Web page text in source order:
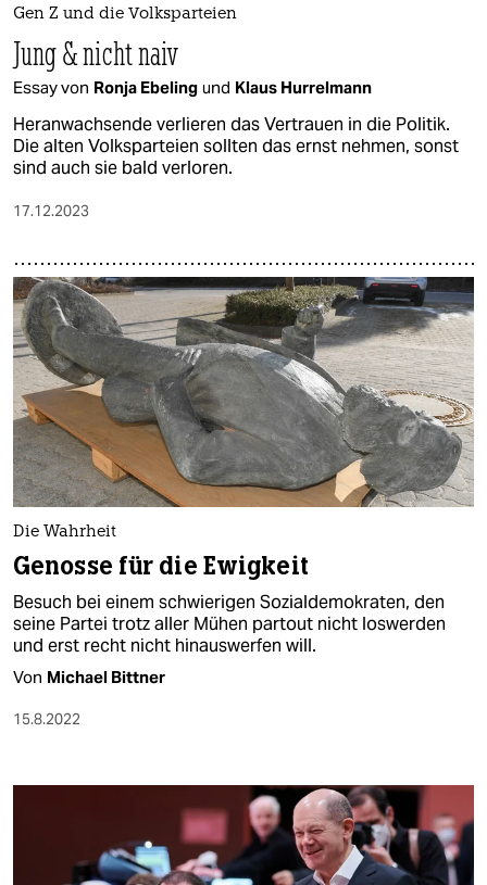
Gen Z und die Volksparteien
Jung & nicht naiv
Essay von Ronja Ebeling und Klaus Hurrelmann
Heranwachsende verlieren das Vertrauen in die Politik.
Die alten Volksparteien sollten das ernst nehmen, sonst
sind auch sie bald verloren.
17.12.2023
Die Wahrheit
Genosse für die Ewigkeit
Besuch bei einem schwierigen Sozialdemokraten, den
seine Partei trotz aller Mühen partout nicht loswerden
und erst recht nicht hinauswerfen will.
Von Michael Bittner
15.8.2022